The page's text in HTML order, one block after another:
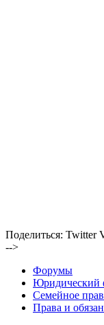
Поделиться: Twitter
-->
Форумы
Юридический
Семейное
Права и